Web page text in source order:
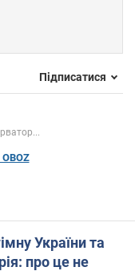
Підписатися
України та
про це не